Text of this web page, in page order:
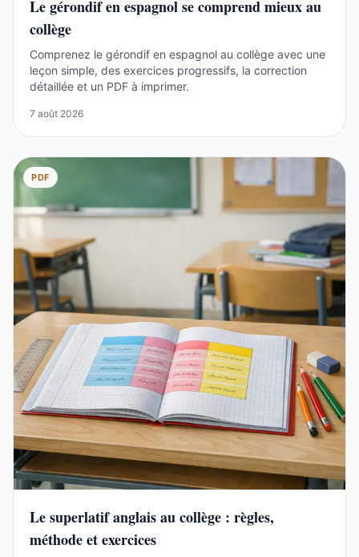
Le gérondif en espagnol se comprend mieux au
collège
Comprenez le gérondif en espagnol au collège avec une
leçon simple, des exercices progressifs, la correction
détaillée et un PDF à imprimer.
7 août 2026
PDF
Le superlatif anglais au collège : règles,
méthode et exercices